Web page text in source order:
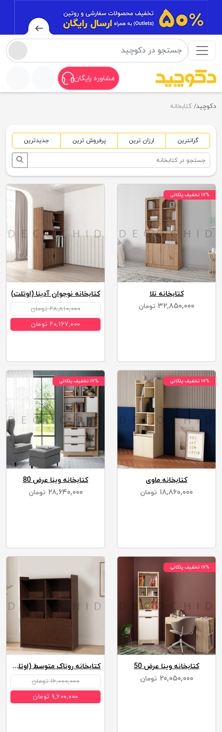
مشاوره رایگان
دکوچید کتابخانه
گرانترین ارزان ترین پرفروش ترین جدیدترین
۱۷% تخفیف پلکانی
کتابخانه نلا
۳۲,۸۵۰,۰۰۰ تومان
کتابخانه نوجوان آدینا (اوتلت)
۲۸,۸۱۰,۰۰۰ تومان
۲۰,۱۶۷,۰۰۰ تومان
۱۷% تخفیف پلکانی
کتابخانه ماوی
۱۸,۸۶۰,۰۰۰ تومان
۱۷% تخفیف پلکانی
کتابخانه وینا عرض 80
۲۸,۶۴۰,۰۰۰ تومان
۱۷% تخفیف پلکانی
کتابخانه وینا عرض 50
۲۰,۰۵۰,۰۰۰ تومان
کتابخانه روناک متوسط (اوتلت)
۱۶,۰۰۰,۰۰۰ تومان
۹,۶۰۰,۰۰۰ تومان